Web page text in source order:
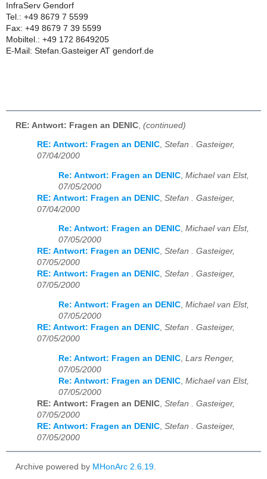
InfraServ Gendorf
Tel.: +49 8679 7 5599
Fax: +49 8679 7 39 5599
Mobiltel.: +49 172 8649205
E-Mail: Stefan.Gasteiger AT gendorf.de
RE: Antwort: Fragen an DENIC (continued)
RE: Antwort: Fragen an DENIC, Stefan . Gasteiger,
07/04/2000
Re: Antwort: Fragen an DENIC Michael van Elst,
07/05/2000
RE: Antwort: Fragen an DENIC Stefan . Gasteiger,
07/04/2000
Re: Antwort: Fragen an DENIC, Michael van Elst,
07/05/2000
RE: Antwort: Fragen an DENIC, Stefan . Gasteiger,
07/05/2000
RE: Antwort: Fragen an DENIC, Stefan . Gasteiger,
07/05/2000
Re: Antwort: Fragen an DENIC Michael van Elst,
07/05/2000
RE: Antwort: Fragen an DENIC Stefan . Gasteiger,
07/05/2000
Re: Antwort: Fragen an DENIC Lars Renger,
07/05/2000
Re: Antwort: Fragen an DENIC Michael van Elst,
07/05/2000
RE: Antwort: Fragen an DENIC Stefan . Gasteiger,
07/05/2000
RE: Antwort: Fragen an DENIC Stefan . Gasteiger,
07/05/2000
Archive powered by MHonArc 2.6.19